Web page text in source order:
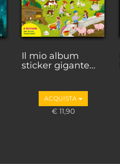
Il mio album
sticker gigante...
ACQUISTA
€ 11,90